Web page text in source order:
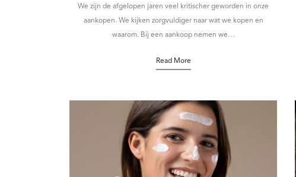
We zijn de afgelopen jaren veel kritischer geworden in onze
aankopen. We kijken zorgvuldiger naar wat we kopen en
waarom. Bij een aankoop nemen we…
Read More